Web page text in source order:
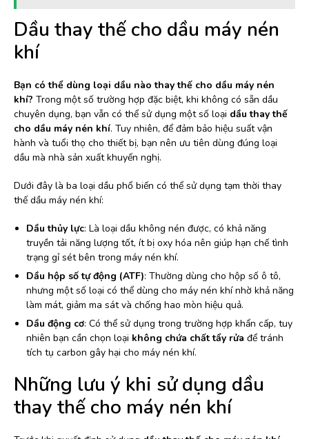
Dầu thay thế cho dầu máy nén
khí
Bạn có thể dùng loại dầu nào thay thế cho dầu máy nén
khí? Trong một số trường hợp đặc biệt, khi không có sẵn dầu
chuyên dụng, bạn vẫn có thể sử dụng một số loại dầu thay thế
cho dầu máy nén khí. Tuy nhiên, để đảm bảo hiệu suất vận
hành và tuổi thọ cho thiết bị, bạn nên ưu tiên dùng đúng loại
dầu mà nhà sản xuất khuyến nghị.
Dưới đây là ba loại dầu phổ biến có thể sử dụng tạm thời thay
thế dầu máy nén khí:
Dầu thủy lực: Là loại dầu không nén được, có khả năng
truyền tải năng lượng tốt, ít bị oxy hóa nên giúp hạn chế tình
trạng gỉ sét bên trong máy nén khí.
Dầu hộp số tự động (ATF): Thường dùng cho hộp số ô tô,
nhưng một số loại có thể dùng cho máy nén khí nhờ khả năng
làm mát, giảm ma sát và chống hao mòn hiệu quả.
Dầu động cơ: Có thể sử dụng trong trường hợp khẩn cấp, tuy
nhiên bạn cần chọn loại không chứa chất tẩy rửa để tránh
tích tụ carbon gây hại cho máy nén khí.
Những lưu ý khi sử dụng dầu
thay thế cho máy nén khí